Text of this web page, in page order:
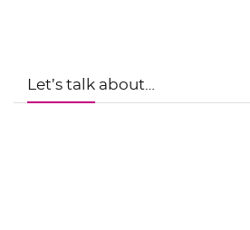
Let’s talk about…